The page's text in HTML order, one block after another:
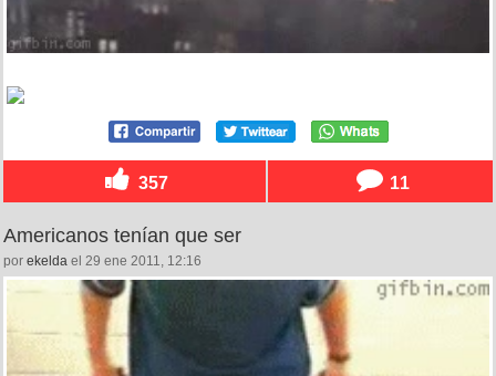
357 11
Americanos tenían que ser
por ekelda el 29 ene 2011, 12:16